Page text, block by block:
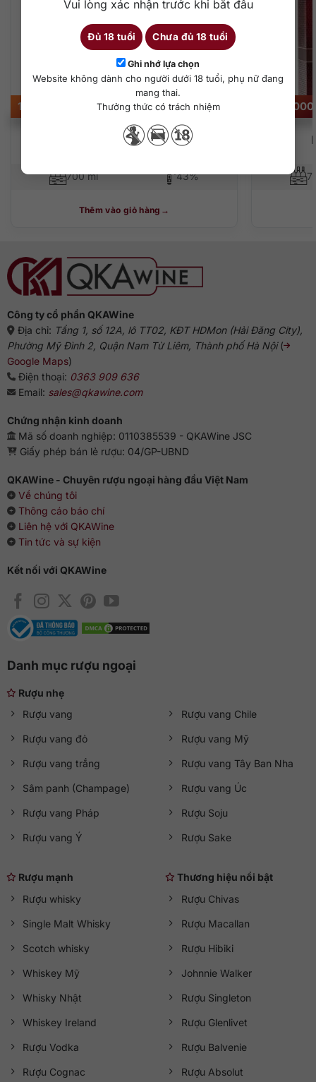
Vui lòng xác nhận trước khi bắt đầu
Đủ 18 tuổi Chưa đủ 18 tuổi
Ghi nhớ lựa chọn
Website không dành cho người dưới 18 tuổi, phụ nữ đang
mang thai.
Thưởng thức có trách nhiệm
Macallan 1994 – 2014 GM
15.000.000
700 ml 43%
Thêm vào giỏ hàng
Công ty cổ phần QKAWine
Địa chỉ: Tầng 1, số 12A, lô TT02, KĐT HDMon (Hải Đăng City),
Phường Mỹ Đình 2, Quận Nam Từ Liêm, Thành phố Hà Nội(
Google Maps)
Điện thoại: 0363 909 636
Email: sales@qkawine.com
Chứng nhận kinh doanh
Mã số doanh nghiệp: 0110385539 - QKAWine JSC
Giấy phép bán lẻ rượu: 04/GP-UBND
QKAWine - Chuyên rượu ngoại hàng đầu Việt Nam
Về chúng tôi
Thông cáo báo chí
Liên hệ với QKAWine
Tin tức và sự kiện
Kết nối với QKAWine
Danh mục rượu ngoại
Rượu nhẹ
Rượu vang
Rượu vang đỏ
Rượu vang trắng
Sâm panh (Champage)
Rượu vang Pháp
Rượu vang Ý
Rượu vang Chile
Rượu vang Mỹ
Rượu vang Tây Ban Nha
Rượu vang Úc
Rượu Soju
Rượu Sake
Rượu mạnh
Rượu whisky
Single Malt Whisky
Scotch whisky
Whiskey Mỹ
Whisky Nhật
Whiskey Ireland
Rượu Vodka
Rượu Cognac
Thương hiệu nổi bật
Rượu Chivas
Rượu Macallan
Rượu Hibiki
Johnnie Walker
Rượu Singleton
Rượu Glenlivet
Rượu Balvenie
Rượu Absolut